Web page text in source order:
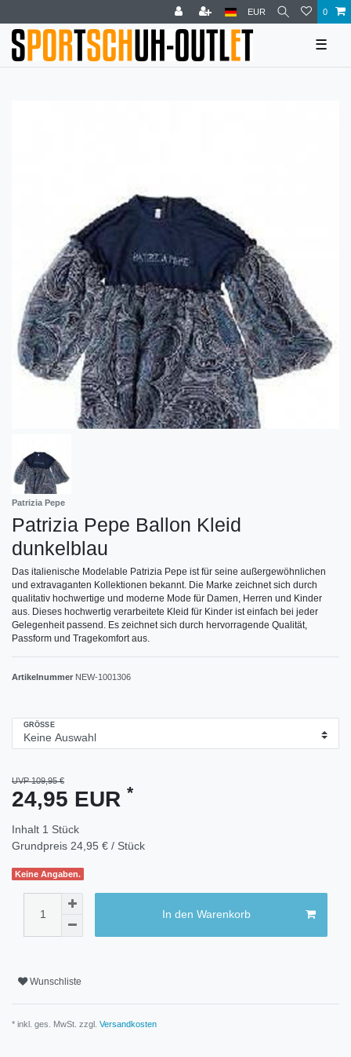
EUR 0
☰
Patrizia Pepe
Patrizia Pepe Ballon Kleid
dunkelblau
Das italienische Modelable Patrizia Pepe ist für seine außergewöhnlichen
und extravaganten Kollektionen bekannt. Die Marke zeichnet sich durch
qualitativ hochwertige und moderne Mode für Damen, Herren und Kinder
aus. Dieses hochwertig verarbeitete Kleid für Kinder ist einfach bei jeder
Gelegenheit passend. Es zeichnet sich durch hervorragende Qualität,
Passform und Tragekomfort aus.
Artikelnummer NEW-1001306
GRÖSSE
UVP 109,95 €
24,95 EUR *
Inhalt 1 Stück
Grundpreis 24,95 € / Stück
Keine Angaben.
In den Warenkorb
Wunschliste
* inkl. ges. MwSt. zzgl. Versandkosten